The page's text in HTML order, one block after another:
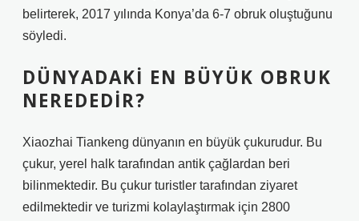
belirterek, 2017 yılında Konya’da 6-7 obruk oluştuğunu
söyledi.
DÜNYADAKI EN BÜYÜK OBRUK
NEREDEDIR?
Xiaozhai Tiankeng dünyanın en büyük çukurudur. Bu
çukur, yerel halk tarafından antik çağlardan beri
bilinmektedir. Bu çukur turistler tarafından ziyaret
edilmektedir ve turizmi kolaylaştırmak için 2800